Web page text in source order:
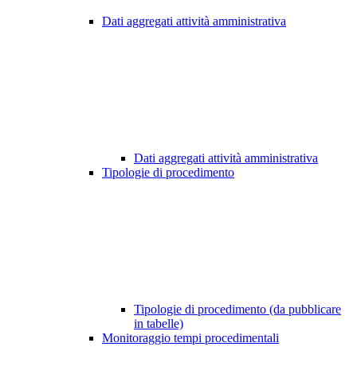
Dati aggregati attività amministrativa
Dati aggregati attività amministrativa
Tipologie di procedimento
Tipologie di procedimento (da pubblicare
in tabelle)
Monitoraggio tempi procedimentali